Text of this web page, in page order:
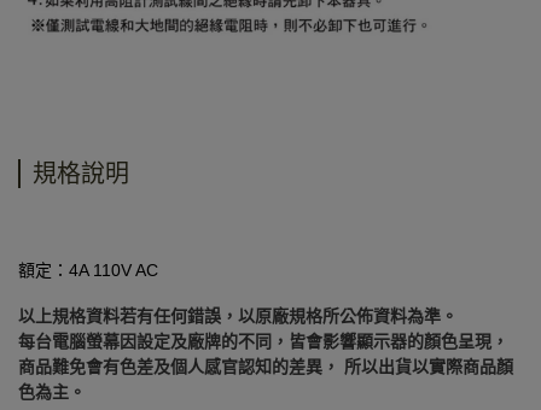
規格說明
額定：4A 110V AC
以上規格資料若有任何錯誤，以原廠規格所公佈資料為準。
每台電腦螢幕因設定及廠牌的不同，皆會影響顯示器的顏色呈現，
商品難免會有色差及個人感官認知的差異， 所以出貨以實際商品顏
色為主。